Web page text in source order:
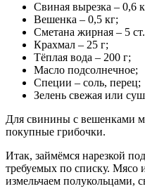
Свиная вырезка – 0,6
Вешенка – 0,5 кг;
Сметана жирная – 5
Крахмал – 25 г;
Тёплая вода – 200 г;
Масло подсолнечное;
Специи – соль, перец;
Зелень свежая или
Для свинины с вешенками
покупные грибочки.
Итак, займёмся нарезкой
требуемых по списку. Мясо
измельчаем полукольцами,